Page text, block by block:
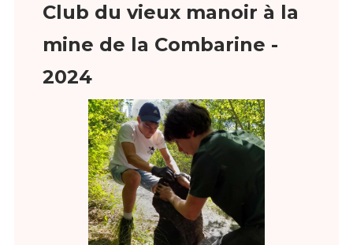
Club du vieux manoir à la
mine de la Combarine -
2024